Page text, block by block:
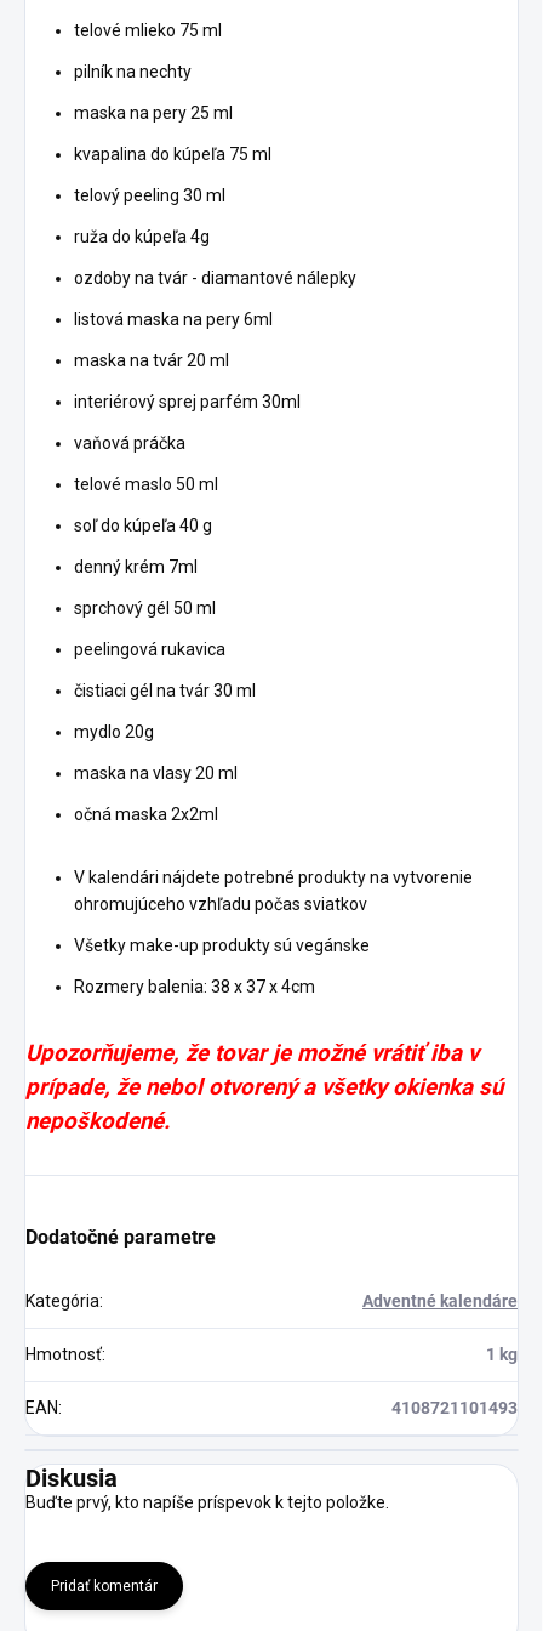
telové mlieko 75 ml
pilník na nechty
maska ​​na pery 25 ml
kvapalina do kúpeľa 75 ml
telový peeling 30 ml
ruža do kúpeľa 4g
ozdoby na tvár - diamantové nálepky
listová maska ​​na pery 6ml
maska ​​na tvár 20 ml
interiérový sprej parfém 30ml
vaňová práčka
telové maslo 50 ml
soľ do kúpeľa 40 g
denný krém 7ml
sprchový gél 50 ml
peelingová rukavica
čistiaci gél na tvár 30 ml
mydlo 20g
maska ​​na vlasy 20 ml
očná maska ​​2x2ml
V kalendári nájdete potrebné produkty na vytvorenie
ohromujúceho vzhľadu počas sviatkov
Všetky make-up produkty sú vegánske
Rozmery balenia: 38 x 37 x 4cm
Upozorňujeme, že tovar je možné vrátiť iba v
prípade, že nebol otvorený a všetky okienka sú
nepoškodené.
Dodatočné parametre
Kategória: Adventné kalendáre
Hmotnosť: 1 kg
EAN: 4108721101493
Diskusia
Buďte prvý, kto napíše príspevok k tejto položke.
Pridať komentár